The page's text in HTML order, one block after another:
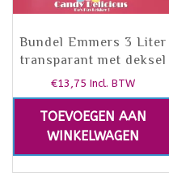
Bundel Emmers 3 Liter
transparant met deksel
€13,75 Incl. BTW
TOEVOEGEN AAN
WINKELWAGEN